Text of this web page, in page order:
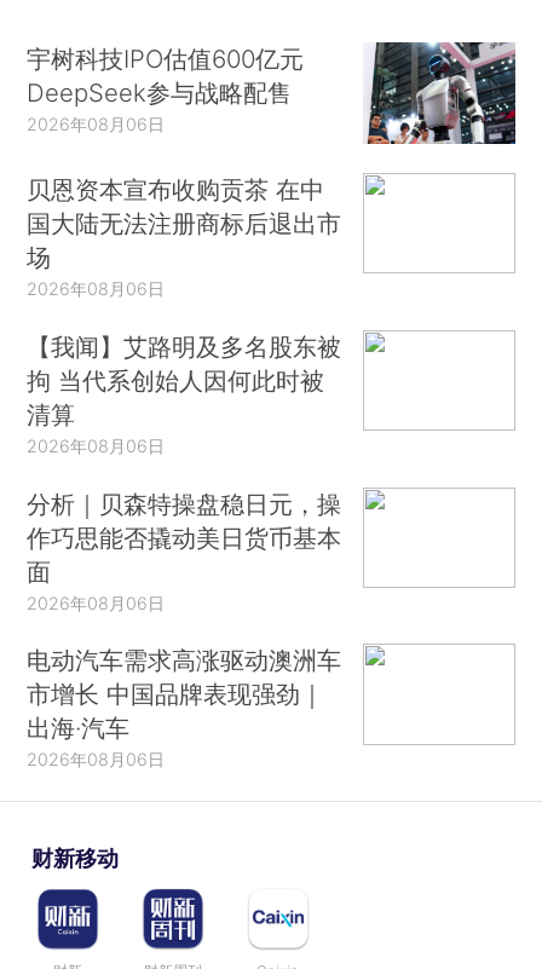
宇树科技IPO估值600亿元
DeepSeek参与战略配售
2026年08月06日
贝恩资本宣布收购贡茶 在中
国大陆无法注册商标后退出市
场
2026年08月06日
【我闻】艾路明及多名股东被
拘 当代系创始人因何此时被
清算
2026年08月06日
分析｜贝森特操盘稳日元，操
作巧思能否撬动美日货币基本
面
2026年08月06日
电动汽车需求高涨驱动澳洲车
市增长 中国品牌表现强劲｜
出海·汽车
2026年08月06日
财新移动